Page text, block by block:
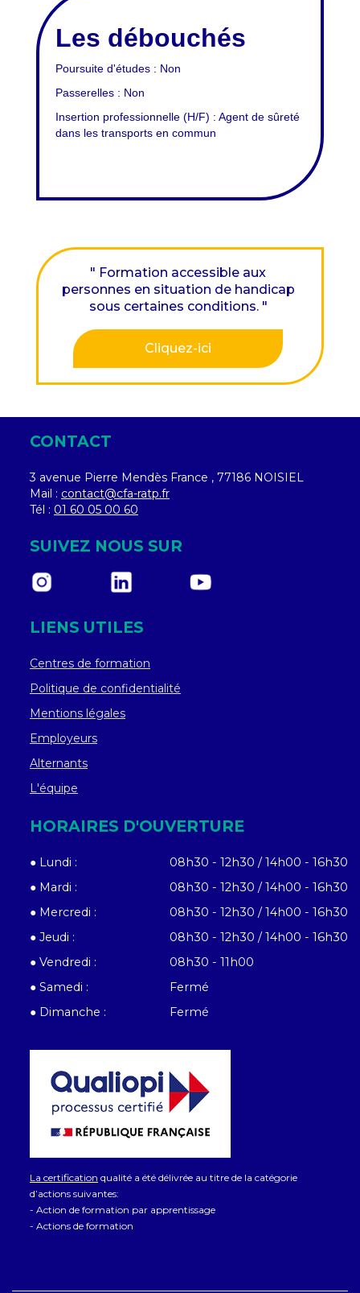
Les débouchés
Poursuite d'études : Non
Passerelles : Non
Insertion professionnelle (H/F) : Agent de sûreté
dans les transports en commun
" Formation accessible aux
personnes en situation de handicap
sous certaines conditions. "​
Cliquez-ici
CONTACT
3 avenue Pierre Mendès France , 77186 NOISIEL
Mail : contact@cfa-ratp.fr
Tél : 01 60 05 00 60
SUIVEZ NOUS SUR
LIENS UTILES
Centres de formation
Politique de confidentialité
Mentions légales
Employeurs
Alternants
L'équipe
HORAIRES D'OUVERTURE
● Lundi :
08h30 - 12h30 / 14h00 - 16h30
● Mardi :
08h30 - 12h30 / 14h00 - 16h30
● Mercredi :
08h30 - 12h30 / 14h00 - 16h30
● Jeudi :
08h30 - 12h30 / 14h00 - 16h30
● Vendredi :
08h30 - 11h00
● Samedi :
Fermé
● Dimanche :
Fermé
La certification qualité a été délivrée au titre de la catégorie
d’actions suivantes:
- Action de formation par apprentissage
- Actions de formation